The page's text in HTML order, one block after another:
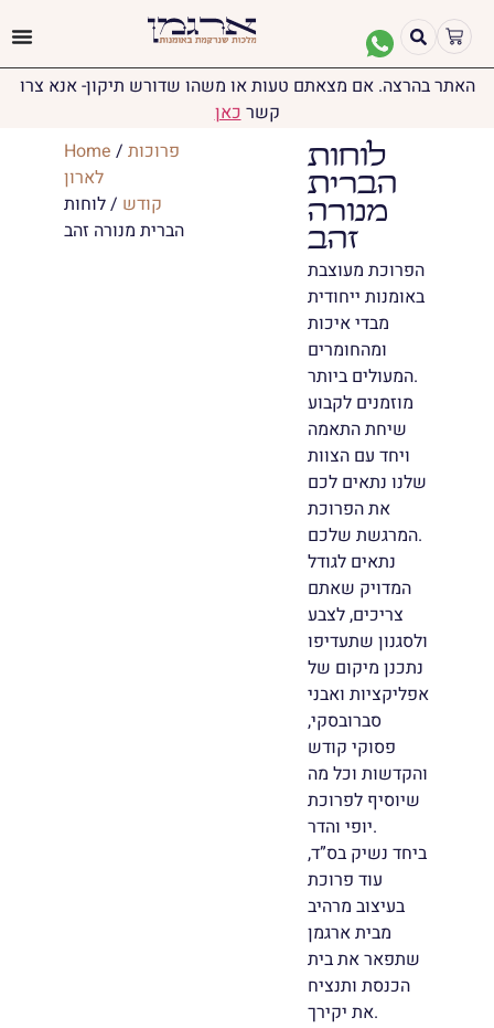
האתר בהרצה. אם מצאתם טעות או משהו שדורש תיקון- אנא צרו
קשרכאן
Home /פרוכות
לארון
קודש / לוחות
הברית מנורה זהב
לוחות
הברית
מנורה
זהב
הפרוכת מעוצבת
באומנות ייחודית
מבדי איכות
ומהחומרים
המעולים ביותר.
מוזמנים לקבוע
שיחת התאמה
ויחד עם הצוות
שלנו נתאים לכם
את הפרוכת
המרגשת שלכם.
נתאים לגודל
המדויק שאתם
צריכים, לצבע
ולסגנון שתעדיפו
נתכנן מיקום של
אפליקציות ואבני
סברובסקי,
פסוקי קודש
והקדשות וכל מה
שיוסיף לפרוכת
יופי והדר.
ביחד נשיק בס”ד,
עוד פרוכת
בעיצוב מרהיב
מבית ארגמן
שתפאר את בית
הכנסת ותנציח
את יקירך.